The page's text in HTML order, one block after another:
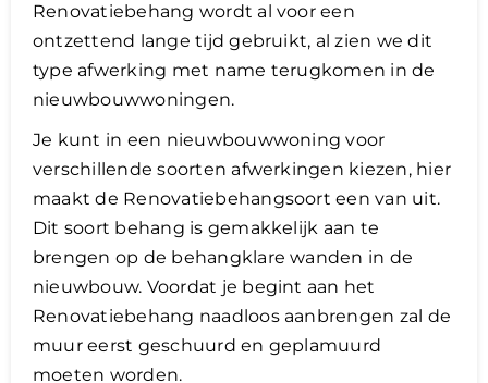
Renovatiebehang wordt al voor een
ontzettend lange tijd gebruikt, al zien we dit
type afwerking met name terugkomen in de
nieuwbouwwoningen.
Je kunt in een nieuwbouwwoning voor
verschillende soorten afwerkingen kiezen, hier
maakt de Renovatiebehangsoort een van uit.
Dit soort behang is gemakkelijk aan te
brengen op de behangklare wanden in de
nieuwbouw. Voordat je begint aan het
Renovatiebehang naadloos aanbrengen zal de
muur eerst geschuurd en geplamuurd
moeten worden.